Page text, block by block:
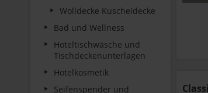
Wolldecke Kuscheldecke
Bad und Wellness
Hoteltischwäsche und
Tischdeckenunterlagen
Hotelkosmetik
Seifenspender und